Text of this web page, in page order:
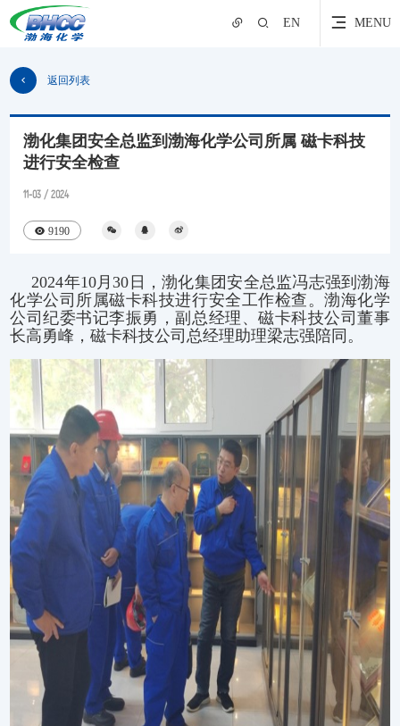
EN MENU
返回列表
渤化集团安全总监到渤海化学公司所属 磁卡科技
进行安全检查
11-03 / 2024
9190
2024年10月30日，渤化集团安全总监冯志强到渤海
化学公司所属磁卡科技进行安全工作检查。渤海化学
公司纪委书记李振勇，副总经理、磁卡科技公司董事
长高勇峰，磁卡科技公司总经理助理梁志强陪同。